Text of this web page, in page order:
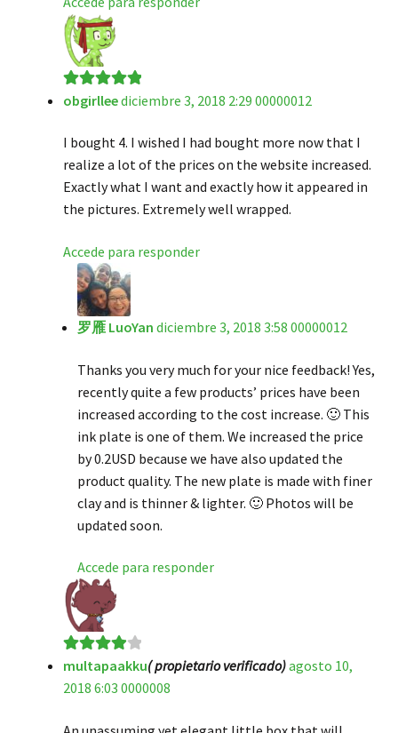
Valorado en5
obgirlleediciembre 3, 2018 2:29 00000012
I bought 4. I wished I had bought more now that I
realize a lot of the prices on the website increased.
Exactly what I want and exactly how it appeared in
the pictures. Extremely well wrapped.
Accede para responder
罗雁 LuoYan diciembre 3, 2018 3:58 00000012
Thanks you very much for your nice feedback! Yes,
recently quite a few products’ prices have been
increased according to the cost increase. 🙂 This
ink plate is one of them. We increased the price
by 0.2USD because we have also updated the
product quality. The new plate is made with finer
clay and is thinner & lighter. 🙂 Photos will be
updated soon.
Accede para responder
Valorado
en4de 5
multapaakku( propietario verificado)agosto 10,
2018 6:03 0000008